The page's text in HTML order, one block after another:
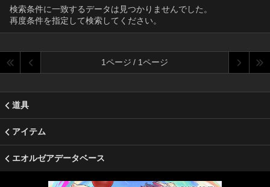
検索条件に一致するデータは見つかりませんでした。
再度条件を指定して検索してください。
1ページ / 1ページ
道具
アイテム
エオルゼアデータベース